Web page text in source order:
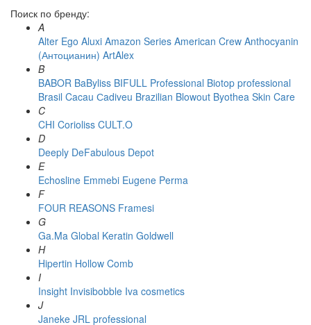
Поиск по бренду:
A
Alter Ego Aluxi Amazon Series American Crew Anthocyanin
(Антоцианин) ArtAlex
B
BABOR BaByliss BIFULL Professional Biotop professional
Brasil Cacau Сadiveu Brazilian Blowout Byothea Skin Care
C
CHI Corioliss CULT.O
D
Deeply DeFabulous Depot
E
Echosline Emmebi Eugene Perma
F
FOUR REASONS Framesi
G
Ga.Ma Global Keratin Goldwell
H
Hipertin Hollow Comb
I
Insight Invisibobble Iva cosmetics
J
Janeke JRL professional